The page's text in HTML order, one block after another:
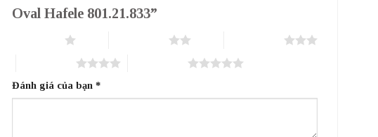
Oval Hafele 801.21.833”
Đánh giá của bạn*